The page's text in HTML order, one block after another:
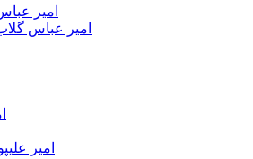
امیر
امیر عباس
امیر